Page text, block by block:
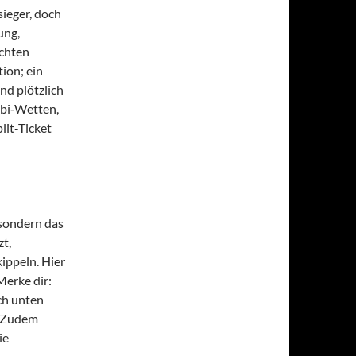
doch
ein
plötzlich
das
Hier
dir:
unten